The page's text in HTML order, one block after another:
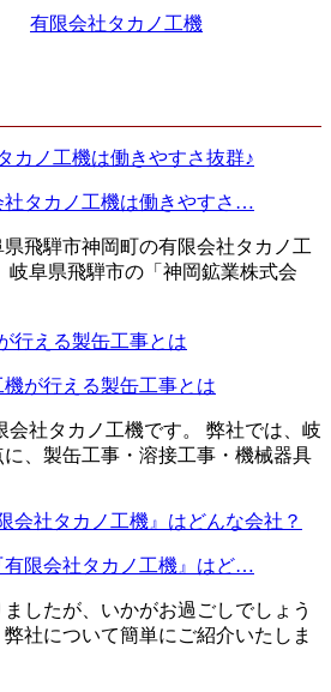
有限会社タカノ工機
社タカノ工機は働きやすさ…
飛騨市神岡町の有限会社タカノ工
岐阜県飛騨市の「神岡鉱業株式会
が行える製缶工事とは
会社タカノ工機です。 弊社では、岐
、製缶工事・溶接工事・機械器具
有限会社タカノ工機』はど…
したが、いかがお過ごしでしょう
社について簡単にご紹介いたしま